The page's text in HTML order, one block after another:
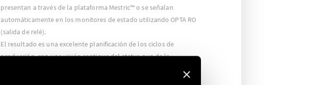
presentan a través de la plataforma Mestric™ o se señalan
automáticamente en los monitores de estado utilizando OPTA RO
(salida de relé).
El resultado es una excelente planificación de los ciclos de
producción, con una visión continua del status quo de la